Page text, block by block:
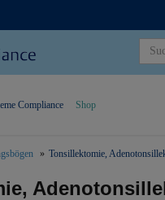
Compliance Shop
Tonsillektomie,